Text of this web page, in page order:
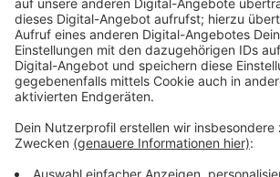
den Bauch getreten haben.
Anzeige